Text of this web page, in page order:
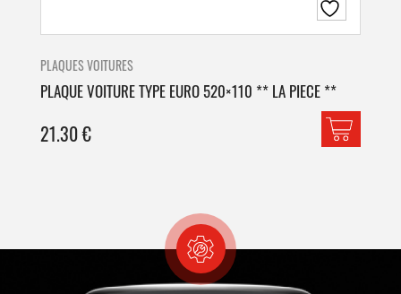
PLAQUES VOITURES
PLAQUE VOITURE TYPE EURO 520×110 ** LA PIECE **
21.30€